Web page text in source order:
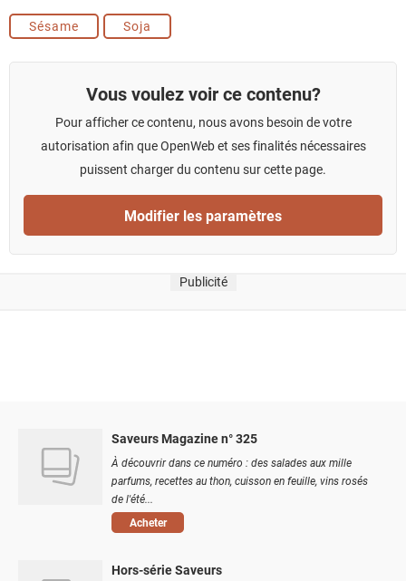
Sésame Soja
Vous voulez voir ce contenu?
Pour afficher ce contenu, nous avons besoin de votre
autorisation afin que OpenWeb et ses finalités nécessaires
puissent charger du contenu sur cette page.
Modifier les paramètres
Publicité
Saveurs Magazine n° 325
À découvrir dans ce numéro : des salades aux mille
parfums, recettes au thon, cuisson en feuille, vins rosés
de l'été...
Acheter
Hors-série Saveurs